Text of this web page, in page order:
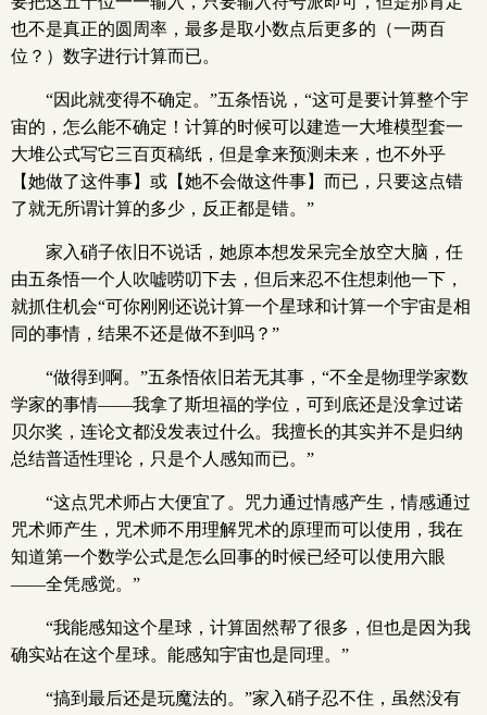
也不是真正的圆周率，最多是取小数点后更多的（一两百
位？）数字进行计算而已。
“因此就变得不确定。”五条悟说，“这可是要计算整个宇
宙的，怎么能不确定！计算的时候可以建造一大堆模型套一
大堆公式写它三百页稿纸，但是拿来预测未来，也不外乎
【她做了这件事】或【她不会做这件事】而已，只要这点错
了就无所谓计算的多少，反正都是错。”
家入硝子依旧不说话，她原本想发呆完全放空大脑，任
由五条悟一个人吹嘘唠叨下去，但后来忍不住想刺他一下，
就抓住机会“可你刚刚还说计算一个星球和计算一个宇宙是相
同的事情，结果不还是做不到吗？”
“做得到啊。”五条悟依旧若无其事，“不全是物理学家数
学家的事情——我拿了斯坦福的学位，可到底还是没拿过诺
贝尔奖，连论文都没发表过什么。我擅长的其实并不是归纳
总结普适性理论，只是个人感知而已。”
“这点咒术师占大便宜了。咒力通过情感产生，情感通过
咒术师产生，咒术师不用理解咒术的原理而可以使用，我在
知道第一个数学公式是怎么回事的时候已经可以使用六眼
——全凭感觉。”
“我能感知这个星球，计算固然帮了很多，但也是因为我
确实站在这个星球。能感知宇宙也是同理。”
“搞到最后还是玩魔法的。”家入硝子忍不住，虽然没有